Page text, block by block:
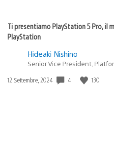
Ti presentiamo PlayStation 5 Pro, il
PlayStation
Hideaki Nishino
Senior Vice President,
Data
12 Settembre, 2024 4 130